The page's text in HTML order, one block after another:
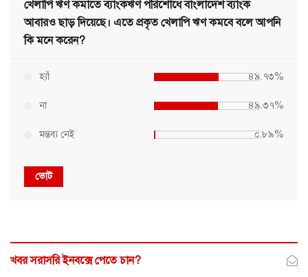
খেলাপি ঋণ কমাতে ব্যাংকঋণ পরিশোধে বাংলাদেশ ব্যাংক
আবারও ছাড় দিয়েছে। এতে প্রকৃত খেলাপি ঋণ কমবে বলে আপনি
কি মনে করেন?
হ্যাঁ ৪৯.৭৩%
না ৪৯.৩৭%
মন্তব্য নেই ০.৮৯%
ভোট
খবর সরাসরি ইনবক্সে পেতে চান?